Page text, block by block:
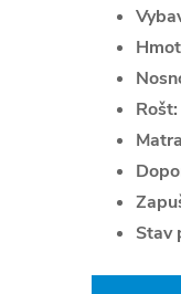
Rošt:
Stav